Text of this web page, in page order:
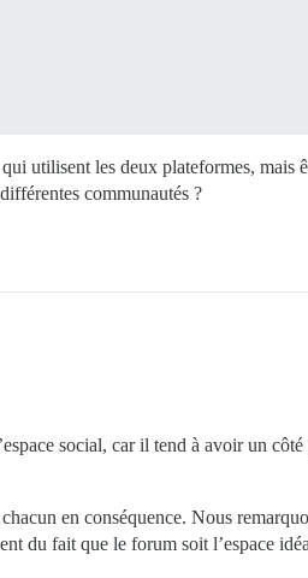
utilisent les deux plateformes, mais
communautés ?
social, car il tend à avoir un côté
en conséquence. Nous
du fait que le forum soit l’espace